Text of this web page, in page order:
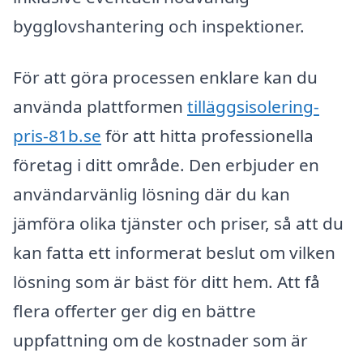
bygglovshantering och inspektioner.
För att göra processen enklare kan du
använda plattformen tilläggsisolering-
pris-81b.se för att hitta professionella
företag i ditt område. Den erbjuder en
användarvänlig lösning där du kan
jämföra olika tjänster och priser, så att du
kan fatta ett informerat beslut om vilken
lösning som är bäst för ditt hem. Att få
flera offerter ger dig en bättre
uppfattning om de kostnader som är